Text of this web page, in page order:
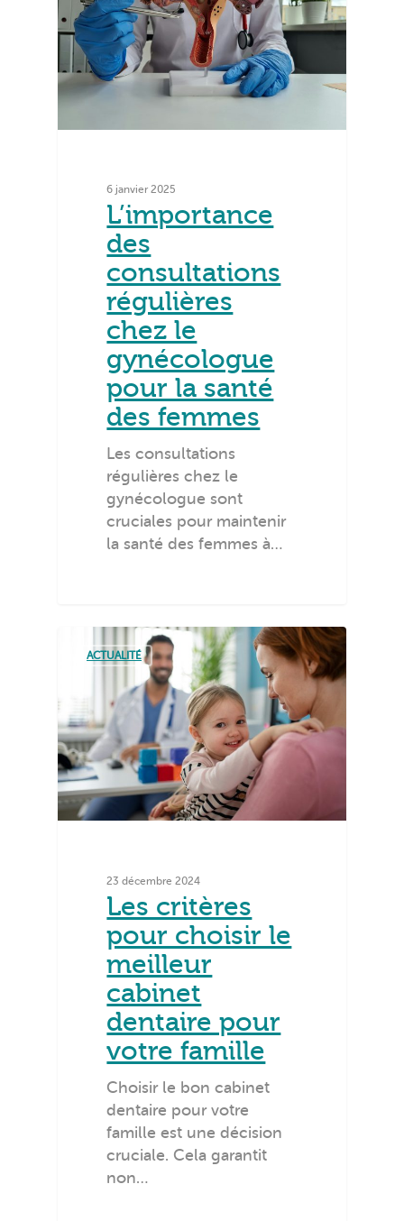
6 janvier 2025
L’importance
des
consultations
régulières
chez le
gynécologue
pour la santé
des femmes
Les consultations
régulières chez le
gynécologue sont
cruciales pour maintenir
la santé des femmes à…
ACTUALITÉ
23 décembre 2024
Les critères
pour choisir le
meilleur
cabinet
dentaire pour
votre famille
Choisir le bon cabinet
dentaire pour votre
famille est une décision
cruciale. Cela garantit
non…